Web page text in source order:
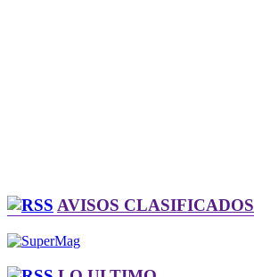
AVISOS CLASIFICADOS